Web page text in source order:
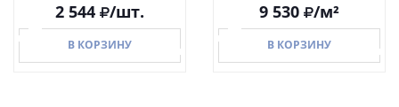
2 544 /шт.
В КОРЗИНУ
9 530 /м²
В КОРЗИНУ